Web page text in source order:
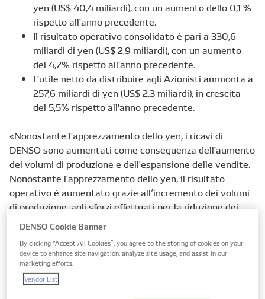
yen (US$40,4 miliardi),con un aumento dello 0,1 %
rispetto all'annoprecedente.
Il risultato operativo consolidatoè pari a 330,6
miliardi di yen (US$2,9 miliardi), con un aumento
del 4,7% rispetto all'anno precedente.
L'utile netto da distribuire agli Azionisti ammonta a
257,6 miliardi di yen (US$2.3miliardi),in crescita
del 5,5% rispetto all'anno precedente.
«Nonostante l'apprezzamento dello yen, i ricavi di
DENSO sono aumentati come conseguenza dell'aumento
dei volumi di produzione e dell'espansione delle vendite.
Nonostante l'apprezzamento dello yen, il risultato
operativo è aumentato grazie all’incremento dei volumi
di produzione, agli sforzi effettuati per la riduzione dei
costi e ad altre importanti efficienze ottenute» ha
Corporation.
In Giappone l'aumento del volume di produzione ha
DENSO Cookie Banner
By clicking “Accept All Cookies”, you agree to the storing of cookies on your
device to enhance site navigation, analyze site usage, and assist in our
marketing efforts.
Vendor List